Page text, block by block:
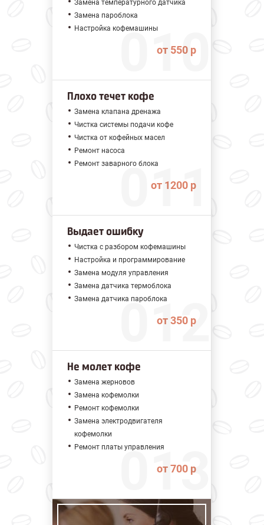
Замена температурного датчика
Замена пароблока
Настройка кофемашины
от 550 р
Плохо течет кофе
Замена клапана дренажа
Чистка системы подачи кофе
Чистка от кофейных масел
Ремонт насоса
Ремонт заварного блока
от 1200 р
Выдает ошибку
Чистка с разбором кофемашины
Настройка и программирование
Замена модуля управления
Замена датчика термоблока
Замена датчика пароблока
от 350 р
Не молет кофе
Замена жерновов
Замена кофемолки
Ремонт кофемолки
Замена электродвигателя
кофемолки
Ремонт платы управления
от 700 р